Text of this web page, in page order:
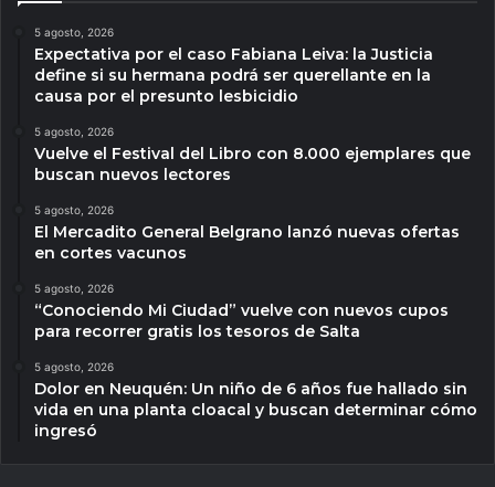
5 agosto, 2026
Expectativa por el caso Fabiana Leiva: la Justicia
define si su hermana podrá ser querellante en la
causa por el presunto lesbicidio
5 agosto, 2026
Vuelve el Festival del Libro con 8.000 ejemplares que
buscan nuevos lectores
5 agosto, 2026
El Mercadito General Belgrano lanzó nuevas ofertas
en cortes vacunos
5 agosto, 2026
“Conociendo Mi Ciudad” vuelve con nuevos cupos
para recorrer gratis los tesoros de Salta
5 agosto, 2026
Dolor en Neuquén: Un niño de 6 años fue hallado sin
vida en una planta cloacal y buscan determinar cómo
ingresó